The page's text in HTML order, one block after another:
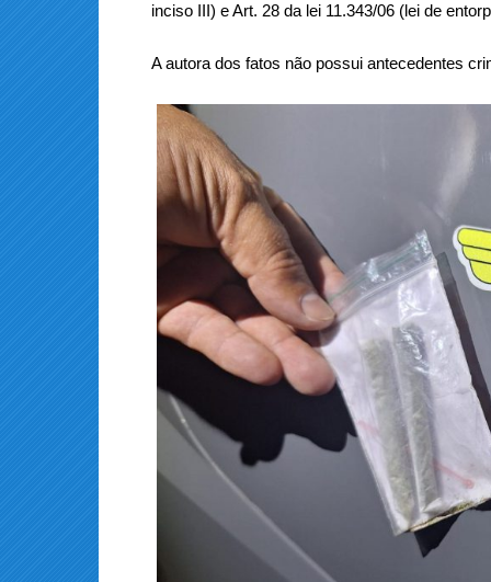
inciso III) e Art. 28 da lei 11.343/06 (lei de
A autora dos fatos não possui antecedentes